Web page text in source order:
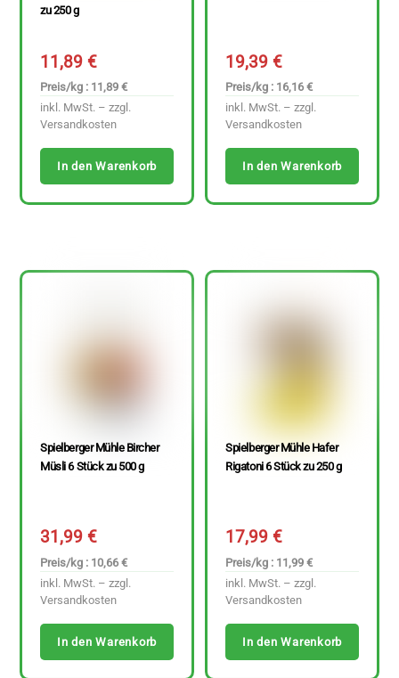
zu 250 g
11,89€
Preis/kg : 11,89 €
inkl. MwSt. – zzgl.
Versandkosten
In den Warenkorb
19,39€
Preis/kg : 16,16 €
inkl. MwSt. – zzgl.
Versandkosten
In den Warenkorb
Spielberger Mühle Bircher
Müsli 6 Stück zu 500 g
31,99€
Preis/kg : 10,66 €
inkl. MwSt. – zzgl.
Versandkosten
In den Warenkorb
Spielberger Mühle Hafer
Rigatoni 6 Stück zu 250 g
17,99€
Preis/kg : 11,99 €
inkl. MwSt. – zzgl.
Versandkosten
In den Warenkorb